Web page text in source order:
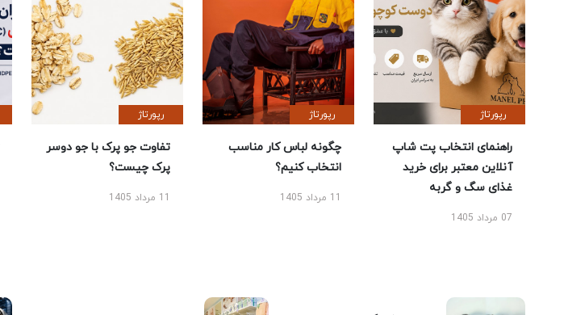
رپورتاژ
راهنمای انتخاب پت شاپ
آنلاین معتبر برای خرید
غذای سگ و گربه
07 مرداد 1405
رپورتاژ
چگونه لباس کار مناسب
انتخاب کنیم؟
11 مرداد 1405
رپورتاژ
تفاوت جو پرک با جو دوسر
پرک چیست؟
11 مرداد 1405